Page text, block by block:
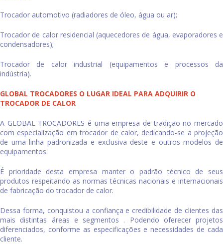
Trocador automotivo (radiadores de óleo, água ou ar);
Trocador de calorresidencial (aquecedores de água, evaporadores e
condensadores);
Trocador de calorindustrial (equipamentos e processos da
indústria).
GLOBAL TROCADORES O LUGAR IDEAL PARA ADQUIRIR O
TROCADOR DE CALOR
A GLOBAL TROCADORES é uma empresa de tradição no mercado
com especialização emtrocador de calor, dedicando-se a projeção
de uma linha padronizada e exclusiva deste e outros modelos de
equipamentos.
É prioridade desta empresa manter o padrão técnico de seus
produtos respeitando as normas técnicas nacionais e internacionais
de fabricação dotrocador de calor.
Dessa forma, conquistou a confiança e credibilidade de clientes das
mais distintas áreas e segmentos . Podendo oferecer projetos
diferenciados, conforme as especificações e necessidades de cada
cliente.